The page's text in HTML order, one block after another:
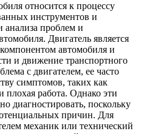
относится к процессу
инструментов и
анализа проблем и
Двигатель является
автомобиля и
и движение транспортного
с двигателем, ее часто
симптомов, таких как
работа. Однако эти
диагностировать, поскольку
причин. Для
механик или технический